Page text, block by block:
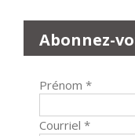
Abonnez-
Prénom *
Courriel *